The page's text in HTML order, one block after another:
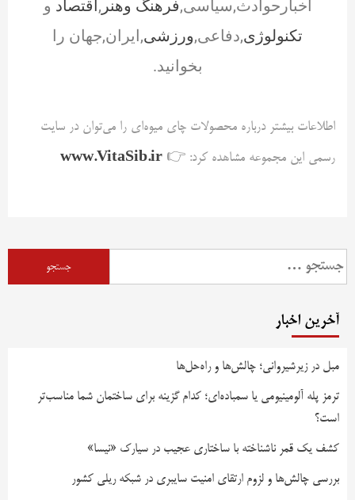
اخبارحوادث,سیاسی,فرهنگ وهنر ,اقتصاد و
تکنولوژی,دفاعی,ورزشی,ایران,جهان را
بخوانید.
اطلاعات بیشتر درباره محصولات چای میوه‌ای را می‌توان در سایت
رسمی این مجموعه مشاهده کرد: 👉
آخرین اخبار
مبل در زیرشیروانی؛ چالش‌ها و راه‌حل‌ها
ترمز پله آلومینیومی یا سمباده‌ای؛ کدام گزینه برای ساختمان شما مناسب‌تر
است؟
کشف یک قمر ناشناخته با ساختاری عجیب در سیارک «نیسا»
بررسی چالش‌ها و لزوم ارتقای امنیت سایبری در شبکه ریلی کشور